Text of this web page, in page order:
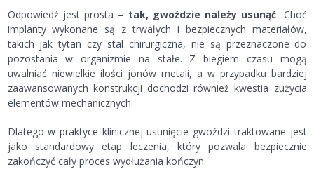
Odpowiedź jest prosta – tak, gwoździe należy usunąć. Choć
implanty wykonane są z trwałych i bezpiecznych materiałów,
takich jak tytan czy stal chirurgiczna, nie są przeznaczone do
pozostania w organizmie na stałe. Z biegiem czasu mogą
uwalniać niewielkie ilości jonów metali, a w przypadku bardziej
zaawansowanych konstrukcji dochodzi również kwestia zużycia
elementów mechanicznych.
Dlatego w praktyce klinicznej usunięcie gwoździ traktowane jest
jako standardowy etap leczenia, który pozwala bezpiecznie
zakończyć cały proces wydłużania kończyn.